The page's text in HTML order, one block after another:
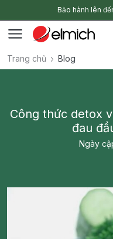
Bảo hành lên
Trang chủ Blog
Công thức detox
đau
Ngày